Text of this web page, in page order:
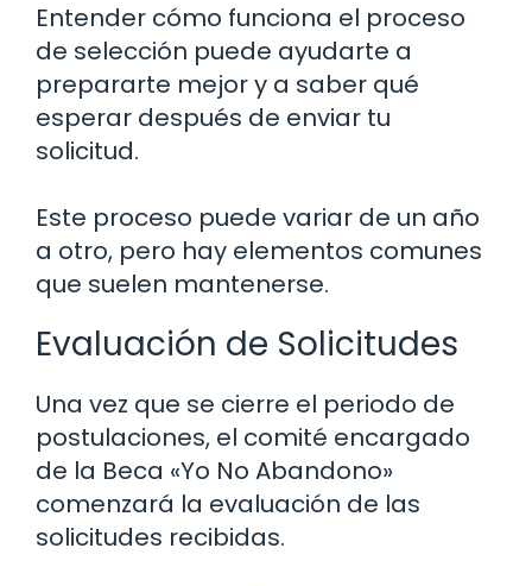
Entender cómo funciona el proceso
de selección puede ayudarte a
prepararte mejor y a saber qué
esperar después de enviar tu
solicitud.
Este proceso puede variar de un año
a otro, pero hay elementos comunes
que suelen mantenerse.
Evaluación de Solicitudes
Una vez que se cierre el periodo de
postulaciones, el comité encargado
de la Beca «Yo No Abandono»
comenzará la evaluación de las
solicitudes recibidas.